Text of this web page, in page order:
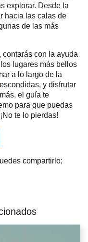
explorar. Desde la
hacia las calas de
de las más
con la ayuda
lugares más bellos
a lo largo de la
escondidas, y disfrutar
el guía te
para que puedas
te lo pierdas!
compartirlo;